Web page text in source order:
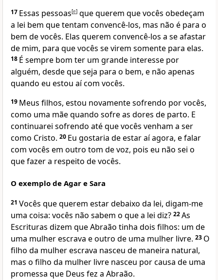
17 Essas pessoas[e] que querem que vocês obedeçam
a lei bem que tentam convencê-los, mas não é para o
bem de vocês. Elas querem convencê-los a se afastar
de mim, para que vocês se virem somente para elas.
18 É sempre bom ter um grande interesse por
alguém, desde que seja para o bem, e não apenas
quando eu estou aí com vocês.
19 Meus filhos, estou novamente sofrendo por vocês,
como uma mãe quando sofre as dores de parto. E
continuarei sofrendo até que vocês venham a ser
como Cristo. 20 Eu gostaria de estar aí agora, e falar
com vocês em outro tom de voz, pois eu não sei o
que fazer a respeito de vocês.
O exemplo de Agar e Sara
21 Vocês que querem estar debaixo da lei, digam-me
uma coisa: vocês não sabem o que a lei diz? 22As
Escrituras dizem que Abraão tinha dois filhos: um de
uma mulher escrava e outro de uma mulher livre. 23 O
filho da mulher escrava nasceu de maneira natural,
mas o filho da mulher livre nasceu por causa de uma
promessa que Deus fez a Abraão.